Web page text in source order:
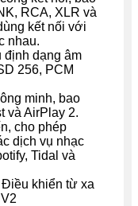
RCA, XLR và
kết nối với
nhau.
định dạng âm
256, PCM
minh, bao
và AirPlay 2.
cho phép
dịch vụ nhạc
Tidal và
khiển từ xa